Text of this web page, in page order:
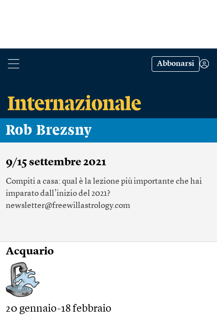
Abbonarsi
Rob Brezsny
9/15 settembre 2021
Compiti a casa: qual è la lezione più importante che hai
imparato dall’inizio del 2021?
newsletter@freewillastrology.com
Acquario
20 gennaio-18 febbraio